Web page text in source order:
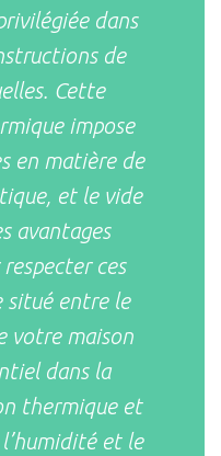
dans
de
Cette
impose
en matière de
et le vide
avantages
ces
situé entre le
votre maison
dans la
thermique et
et le